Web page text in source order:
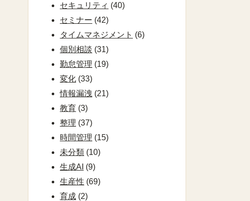
セキュリティ (40)
セミナー (42)
タイムマネジメント (6)
個別相談 (31)
勤怠管理 (19)
変化 (33)
情報漏洩 (21)
教育 (3)
整理 (37)
時間管理 (15)
未分類 (10)
生成AI (9)
生産性 (69)
育成 (2)